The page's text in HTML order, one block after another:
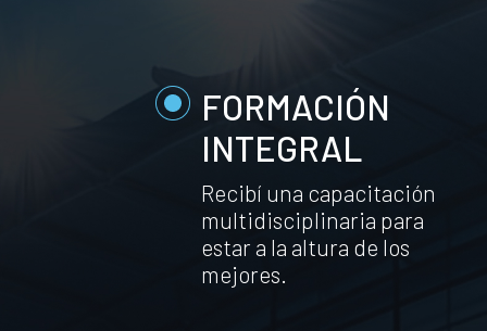
FORMACIÓN
INTEGRAL
Recibí una capacitación
multidisciplinaria para
estar a la altura de los
mejores.